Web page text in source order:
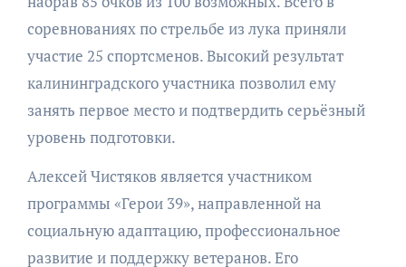
соревнованиях по стрельбе из лука приняли
участие 25 спортсменов. Высокий результат
калининградского участника позволил ему
занять первое место и подтвердить серьёзный
уровень подготовки.
Алексей Чистяков является участником
программы «Герои 39», направленной на
социальную адаптацию, профессиональное
развитие и поддержку ветеранов. Его